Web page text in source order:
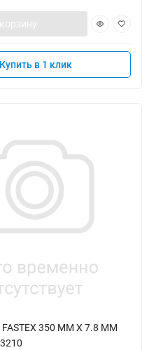
Купить в 1 клик
FASTEX 350 MM X 7.8 MM